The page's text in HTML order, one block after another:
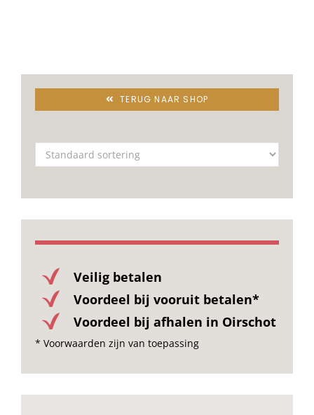
Onderhoud
Accessoires en Kado
TERUG NAAR SHOP
Veilig betalen
Voordeel bij vooruit betalen*
Voordeel bij afhalen in Oirschot
* Voorwaarden zijn van toepassing